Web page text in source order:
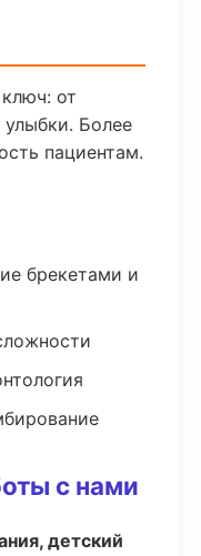
от
Более
пациентам.
брекетами и
с нами
детский